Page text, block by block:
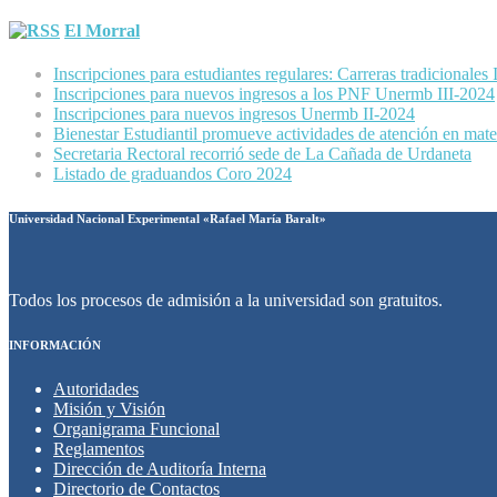
El Morral
Inscripciones para estudiantes regulares: Carreras
Inscripciones para nuevos ingresos a los PNF Unermb III-2024
Inscripciones para nuevos ingresos Unermb II-2024
Bienestar Estudiantil promueve actividades de atención en
Secretaria Rectoral recorrió sede de La Cañada de Urdaneta
Listado de graduandos Coro 2024
Universidad Nacional Experimental «Rafael María Baralt»
Todos los procesos de admisión a la universidad son gratuitos.
INFORMACIÓN
Autoridades
Misión y Visión
Organigrama Funcional
Reglamentos
Dirección de Auditoría Interna
Directorio de Contactos